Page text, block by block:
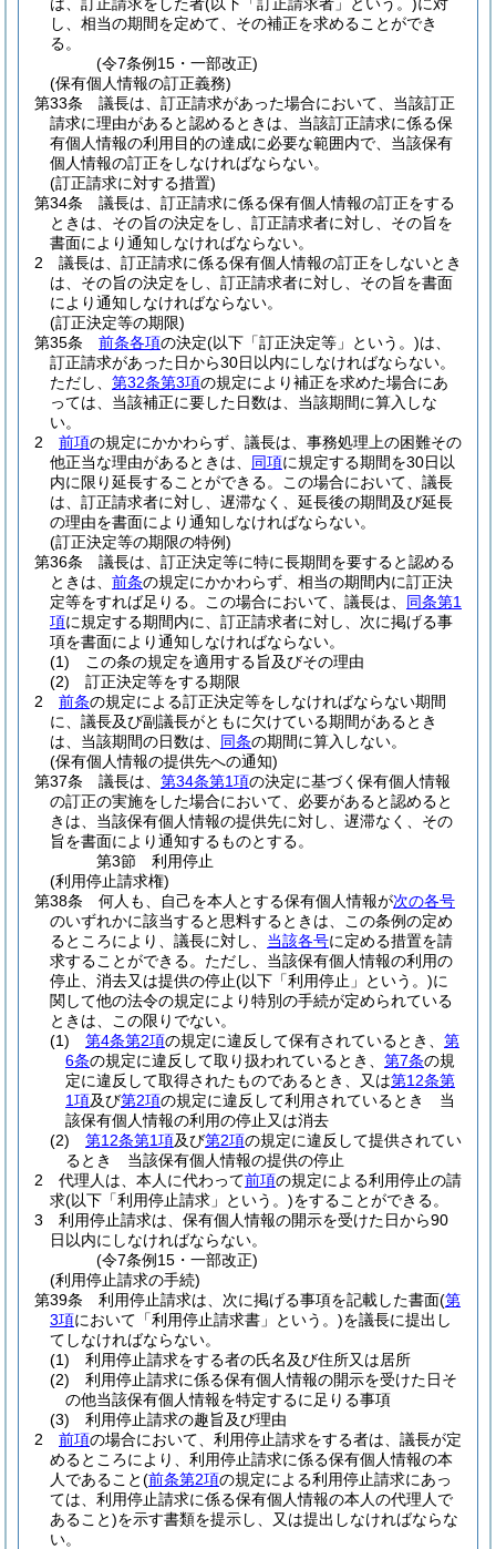
し、相当の期間を定めて、その補正を求めることができ
る。
(令7条例15・一部改正)
(保有個人情報の訂正義務)
第33条
議長は、訂正請求があった場合において、当該訂正
請求に理由があると認めるときは、当該訂正請求に係る保
有個人情報の利用目的の達成に必要な範囲内で、当該保有
個人情報の訂正をしなければならない。
(訂正請求に対する措置)
第34条
議長は、訂正請求に係る保有個人情報の訂正をする
ときは、その旨の決定をし、訂正請求者に対し、その旨を
書面により通知しなければならない。
2
議長は、訂正請求に係る保有個人情報の訂正をしないとき
は、その旨の決定をし、訂正請求者に対し、その旨を書面
により通知しなければならない。
(訂正決定等の期限)
第35条
前条各項の決定(以下「訂正決定等」という。)は、
訂正請求があった日から30日以内にしなければならない。
ただし、 第32条第3項の規定により補正を求めた場合にあ
っては、当該補正に要した日数は、当該期間に算入しな
い。
2
前項の規定にかかわらず、議長は、事務処理上の困難その
他正当な理由があるときは、 同項に規定する期間を30日以
内に限り延長することができる。
この場合において、議長
は、訂正請求者に対し、遅滞なく、延長後の期間及び延長
の理由を書面により通知しなければならない。
(訂正決定等の期限の特例)
第36条
議長は、訂正決定等に特に長期間を要すると認める
ときは、 前条の規定にかかわらず、相当の期間内に訂正決
定等をすれば足りる。
この場合において、議長は、 同条第1
項に規定する期間内に、訂正請求者に対し、次に掲げる事
項を書面により通知しなければならない。
(1)
この条の規定を適用する旨及びその理由
(2)
訂正決定等をする期限
2
前条の規定による訂正決定等をしなければならない期間
に、議長及び副議長がともに欠けている期間があるとき
は、当該期間の日数は、 同条の期間に算入しない。
(保有個人情報の提供先への通知)
第37条
議長は、 第34条第1項の決定に基づく保有個人情報
の訂正の実施をした場合において、必要があると認めると
きは、当該保有個人情報の提供先に対し、遅滞なく、その
旨を書面により通知するものとする。
第3節
利用停止
(利用停止請求権)
第38条
何人も、自己を本人とする保有個人情報が次の各号
のいずれかに該当すると思料するときは、この条例の定め
るところにより、議長に対し、 当該各号に定める措置を請
求することができる。 ただし、当該保有個人情報の利用の
停止、消去又は提供の停止(以下「利用停止」という。)に
関して他の法令の規定により特別の手続が定められている
ときは、この限りでない。
(1)
第4条第2項の規定に違反して保有されているとき、 第
6条の規定に違反して取り扱われているとき、 第7条の規
定に違反して取得されたものであるとき、又は第12条第
1項及び第2項の規定に違反して利用されているとき 当
該保有個人情報の利用の停止又は消去
(2)
第12条第1項及び第2項の規定に違反して提供されてい
るとき 当該保有個人情報の提供の停止
2
代理人は、本人に代わって前項の規定による利用停止の請
求(以下「利用停止請求」という。)をすることができる。
3
利用停止請求は、保有個人情報の開示を受けた日から90
日以内にしなければならない。
(令7条例15・一部改正)
(利用停止請求の手続)
第39条
利用停止請求は、次に掲げる事項を記載した書面(第
3項において「利用停止請求書」という。)を議長に提出し
てしなければならない。
(1)
利用停止請求をする者の氏名及び住所又は居所
(2)
利用停止請求に係る保有個人情報の開示を受けた日そ
の他当該保有個人情報を特定するに足りる事項
(3)
利用停止請求の趣旨及び理由
2
前項の場合において、利用停止請求をする者は、議長が定
めるところにより、利用停止請求に係る保有個人情報の本
人であること(前条第2項の規定による利用停止請求にあっ
ては、利用停止請求に係る保有個人情報の本人の代理人で
あること)を示す書類を提示し、又は提出しなければならな
い。